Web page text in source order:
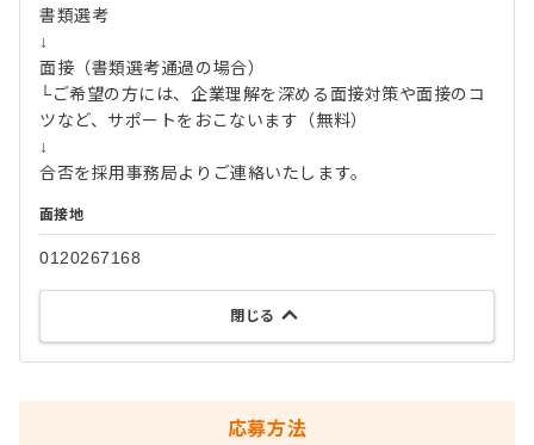
書類選考
↓
面接（書類選考通過の場合）
└ご希望の方には、企業理解を深める面接対策や面接のコ
ツなど、サポートをおこないます（無料）
↓
合否を採用事務局よりご連絡いたします。
面接地
0120267168
閉じる
応募方法